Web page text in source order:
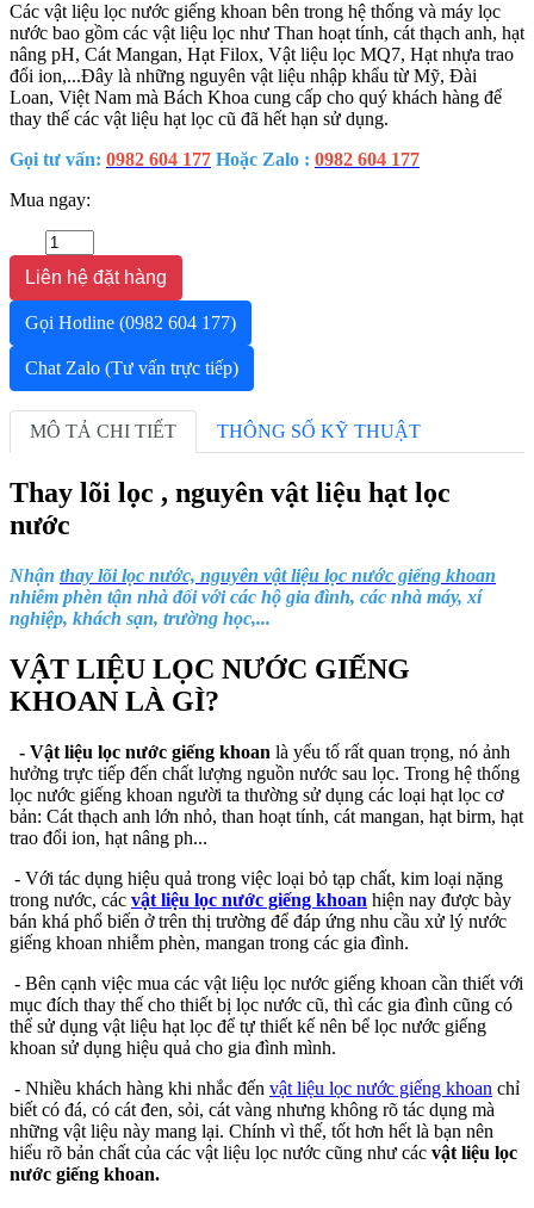
Các vật liệu lọc nước giếng khoan bên trong hệ thống và máy lọc
nước bao gồm các vật liệu lọc như Than hoạt tính, cát thạch anh, hạt
nâng pH, Cát Mangan, Hạt Filox, Vật liệu lọc MQ7, Hạt nhựa trao
đổi ion,...Đây là những nguyên vật liệu nhập khẩu từ Mỹ, Đài
Loan, Việt Nam mà Bách Khoa cung cấp cho quý khách hàng để
thay thế các vật liệu hạt lọc cũ đã hết hạn sử dụng.
Gọi tư vấn: 0982 604 177 Hoặc Zalo : 0982 604 177
Mua ngay:
Liên hệ đặt hàng
Gọi Hotline (0982 604 177)
Chat Zalo (Tư vấn trực tiếp)
MÔ TẢ CHI TIẾT THÔNG SỐ KỸ THUẬT
Thay lõi lọc , nguyên vật liệu hạt lọc
nước
Nhận thay lõi lọc nước, nguyên vật liệu lọc nước giếng khoan
nhiễm phèn tận nhà đối với các hộ gia đình, các nhà máy, xí
nghiệp, khách sạn, trường học,...
VẬT LIỆU LỌC NƯỚC GIẾNG
KHOAN LÀ GÌ?
- Vật liệu lọc nước giếng khoan là yếu tố rất quan trọng, nó ảnh
hưởng trực tiếp đến chất lượng nguồn nước sau lọc. Trong hệ thống
lọc nước giếng khoan người ta thường sử dụng các loại hạt lọc cơ
bản: Cát thạch anh lớn nhỏ, than hoạt tính, cát mangan, hạt birm, hạt
trao đổi ion, hạt nâng ph...
- Với tác dụng hiệu quả trong việc loại bỏ tạp chất, kim loại nặng
trong nước, các vật liệu lọc nước giếng khoan hiện nay được bày
bán khá phổ biến ở trên thị trường để đáp ứng nhu cầu xử lý nước
giếng khoan nhiễm phèn, mangan trong các gia đình.
- Bên cạnh việc mua các vật liệu lọc nước giếng khoan cần thiết với
mục đích thay thế cho thiết bị lọc nước cũ, thì các gia đình cũng có
thể sử dụng vật liệu hạt lọc để tự thiết kế nên bể lọc nước giếng
khoan sử dụng hiệu quả cho gia đình mình.
- Nhiều khách hàng khi nhắc đến vật liệu lọc nước giếng khoan chỉ
biết có đá, có cát đen, sỏi, cát vàng nhưng không rõ tác dụng mà
những vật liệu này mang lại. Chính vì thế, tốt hơn hết là bạn nên
hiểu rõ bản chất của các vật liệu lọc nước cũng như các vật liệu lọc
nước giếng khoan.